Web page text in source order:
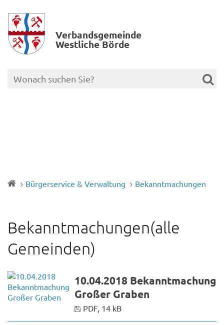
Verbands­gemeinde
Westliche Börde
Bürgerservice & Verwaltung Bekanntmachungen
Bekanntmachungen(alle
Gemeinden)
10.04.2018 Bekanntmachung
Großer Graben
PDF, 14 kB